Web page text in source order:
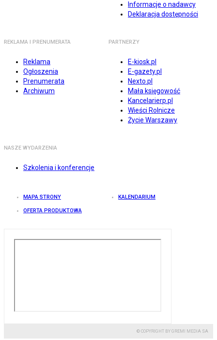
Informacje o nadawcy
Deklaracja dostępności
REKLAMA I PRENUMERATA
Reklama
Ogłoszenia
Prenumerata
Archiwum
PARTNERZY
E-kiosk.pl
E-gazety.pl
Nexto.pl
Mała księgowość
Kancelarierp.pl
Wieści Rolnicze
Życie Warszawy
NASZE WYDARZENIA
Szkolenia i konferencje
MAPA STRONY KALENDARIUM
OFERTA PRODUKTOWA
© COPYRIGHT BY GREMI MEDIA SA